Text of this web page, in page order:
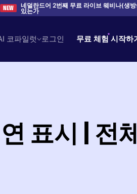
100만
NEW 네덜란드어 2번째 무료 라이브 웨비나(생
있는가
코파일럿 로그인 무료 체험 시작하
표시 | 전